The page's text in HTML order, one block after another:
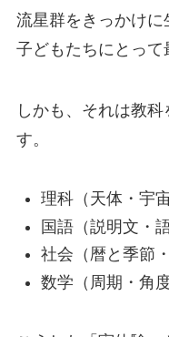
流星群をきっかけに
子どもたちにとって
しかも、それは教科
す。
理科（天体・宇
国語（説明文・語
社会（暦と季節
数学（周期・角